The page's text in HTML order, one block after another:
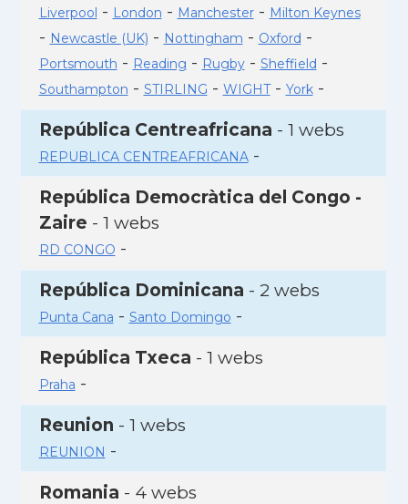
Liverpool - London - Manchester- Milton Keynes
- Newcastle (UK) - Nottingham - Oxford -
Portsmouth - Reading - Rugby- Sheffield -
Southampton - STIRLING - WIGHT- York-
República Centreafricana - 1 webs
REPUBLICA CENTREAFRICANA-
República Democràtica del Congo -
Zaire - 1 webs
RD CONGO -
República Dominicana - 2 webs
Punta Cana - Santo Domingo -
República Txeca - 1 webs
Praha -
Reunion - 1 webs
REUNION -
Romania - 4 webs